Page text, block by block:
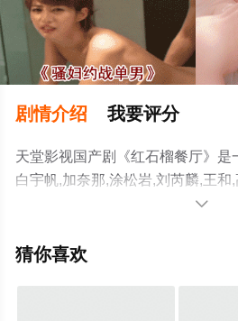
剧情介绍 我要评分
天堂影视国产剧《红石榴餐厅》是
白宇帆,加奈那,涂松岩,刘芮麟,王和
西,阿丽玛,熊睿玲,阿布都克里木·
演员精彩演绎的中国大陆电视剧，

猜你喜欢